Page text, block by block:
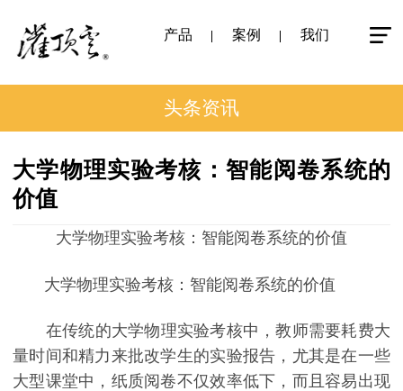
产品 案例 我们
头条资讯
大学物理实验考核：智能阅卷系统的
价值
大学物理实验考核：智能阅卷系统的价值
大学物理实验考核：智能阅卷系统的价值
在传统的大学物理实验考核中，教师需要耗费大
量时间和精力来批改学生的实验报告，尤其是在一些
大型课堂中，纸质阅卷不仅效率低下，而且容易出现